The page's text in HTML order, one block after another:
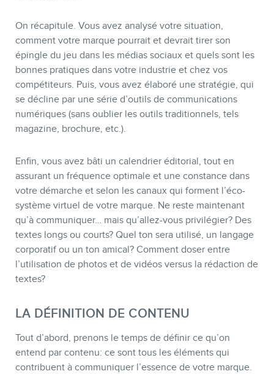
Consultations
Audits web (SEO) et IA (GEO)
Ebooks
BOUTIQUE
On récapitule. Vous avez analysé votre situation,
comment votre marque pourrait et devrait tirer son
épingle du jeu dans les médias sociaux et quels sont les
bonnes pratiques dans votre industrie et chez vos
compétiteurs. Puis, vous avez élaboré une stratégie, qui
se décline par une série d’outils de communications
numériques (sans oublier les outils traditionnels, tels
magazine, brochure, etc.).
Enfin, vous avez bâti un calendrier éditorial, tout en
assurant un fréquence optimale et une constance dans
votre démarche et selon les canaux qui forment l’éco-
système virtuel de votre marque. Ne reste maintenant
qu’à communiquer… mais qu’allez-vous privilégier? Des
textes longs ou courts? Quel ton sera utilisé, un langage
corporatif ou un ton amical? Comment doser entre
l’utilisation de photos et de vidéos versus la rédaction de
textes?
LA DÉFINITION DE CONTENU
Tout d’abord, prenons le temps de définir ce qu’on
entend par contenu: ce sont tous les éléments qui
contribuent à communiquer l’essence de votre marque.